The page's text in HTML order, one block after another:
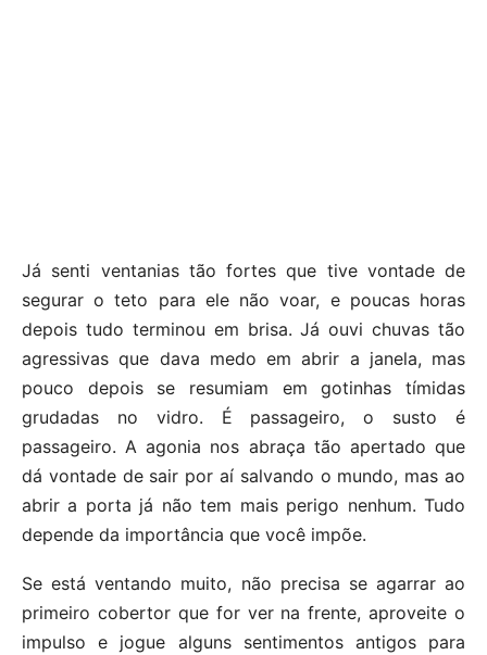
Já senti ventanias tão fortes que tive vontade de
segurar o teto para ele não voar, e poucas horas
depois tudo terminou em brisa. Já ouvi chuvas tão
agressivas que dava medo em abrir a janela, mas
pouco depois se resumiam em gotinhas tímidas
grudadas no vidro. É passageiro, o susto é
passageiro. A agonia nos abraça tão apertado que
dá vontade de sair por aí salvando o mundo, mas ao
abrir a porta já não tem mais perigo nenhum. Tudo
depende da importância que você impõe.
Se está ventando muito, não precisa se agarrar ao
primeiro cobertor que for ver na frente, aproveite o
impulso e jogue alguns sentimentos antigos para